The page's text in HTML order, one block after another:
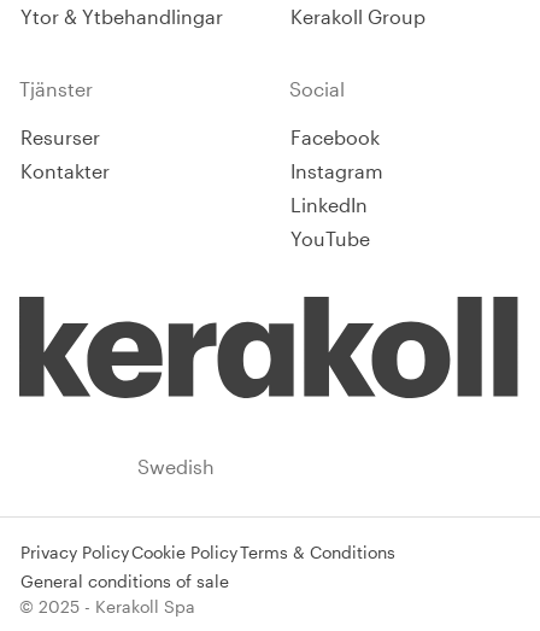
Ytor & Ytbehandlingar
Kerakoll Group
Tjänster
Resurser
Kontakter
Social
Facebook
Instagram
LinkedIn
YouTube
Swedish
Privacy PolicyCookie PolicyTerms & Conditions
General conditions of sale
© 2025 - Kerakoll Spa